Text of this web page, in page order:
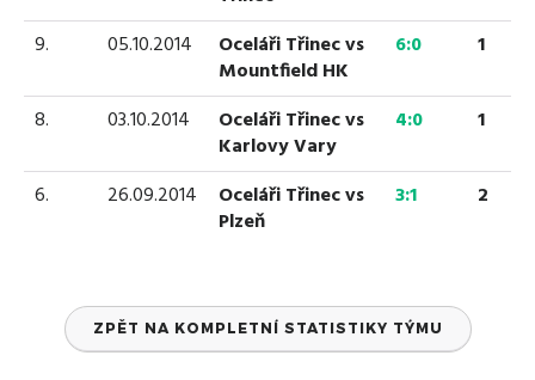
9. 05.10.2014
Oceláři Třinec vs
Mountfield HK
6:0 1
8. 03.10.2014
Oceláři Třinec vs
Karlovy Vary
4:0 1
6. 26.09.2014
Oceláři Třinec vs
Plzeň
3:1 2
ZPĚT NA KOMPLETNÍ STATISTIKY TÝMU